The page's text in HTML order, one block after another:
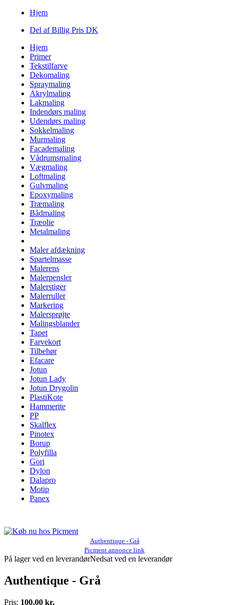
Hjem
Del af Billig Pris DK
Hjem
Primer
Tekstilfarve
Dekomaling
Spraymaling
Akrylmaling
Lakmaling
Indendørs maling
Udendørs maling
Sokkelmaling
Murmaling
Facademaling
Vådrumsmaling
Vægmaling
Loftmaling
Gulvmaling
Epoxymaling
Træmaling
Bådmaling
Træolie
Metalmaling
Maler afdækning
Spartelmasse
Malerens
Malerpensler
Malerstiger
Malerruller
Markering
Malersprøjte
Malingsblander
Tapet
Farvekort
Tilbehør
Efacare
Jotun
Jotun Lady
Jotun Drygolin
PlastiKote
Hammerite
PP
Skalflex
Pinotex
Borup
Polyfilla
Gori
Dylon
Dalapro
Motip
Panex
Authentique - Grå
Picment annonce link
På lager ved en leverandørNedsat ved en leverandør
Authentique - Grå
Pris: 100,00 kr.